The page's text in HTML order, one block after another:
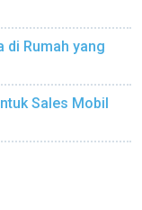
di Rumah yang
Sales Mobil